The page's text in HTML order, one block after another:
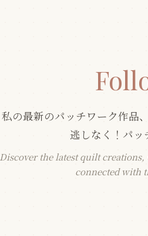
私の最新のパッチワーク作品
逃しなく！パッ
Discover the latest quilt
connected with